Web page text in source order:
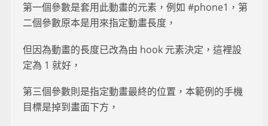
第一個參數是套用此動畫的元素，例如 #phone1，第
二個參數原本是用來指定動畫長度，
但因為動畫的長度已改為由 hook 元素決定，這裡設
定為 1 就好，
第三個參數則是指定動畫最終的位置，本範例的手機
目標是掉到畫面下方，